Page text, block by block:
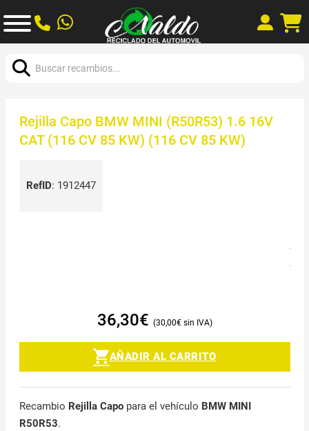
Rejilla Capo BMW MINI (R50R53) 1.6 16V
CAT (116 CV 85 KW) (116 CV 85 KW)
RefID: 1912447
36,30€ 30,00€
AÑADIR AL CARRITO
Recambio Rejilla Capopara el vehículo BMW MINI
R50R53.